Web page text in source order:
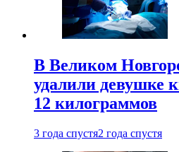
В Великом
удалили девушке
12 килограммов
3 года спустя2 года спустя